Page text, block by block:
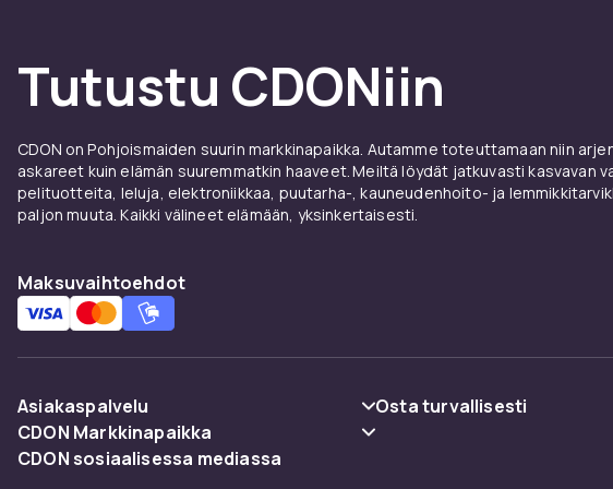
Tutustu CDONiin
CDON on Pohjoismaiden suurin markkinapaikka. Autamme toteuttamaan niin
askareet kuin elämän suuremmatkin haaveet. Meiltä löydät jatkuvasti kasvavan
pelituotteita, leluja, elektroniikkaa, puutarha-, kauneudenhoito- ja
paljon muuta. Kaikki välineet elämään, yksinkertaisesti.
Maksuvaihtoehdot
Asiakaspalvelu
Usein kysyttyä (UKK)
Osta turvallisesti
CDON Markkinapaikka
Merchant Help Center
CDON sosiaalisessa mediassa